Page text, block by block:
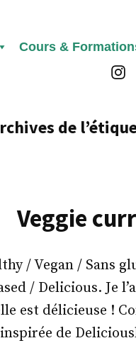
Cours &
de
Veggie
/ Vegan / Sans
/ Delicious. Je
est délicieuse !
de